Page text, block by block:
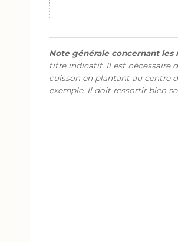
Note générale concernant les
titre indicatif. Il est nécessaire
cuisson en plantant au centre
exemple. Il doit ressortir bien